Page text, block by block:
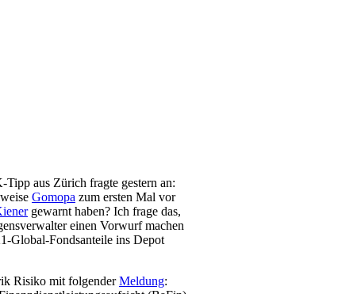
aus Zürich fragte gestern an:
Gomopa zum ersten Mal vor
gewarnt haben? Ich frage das,
einen Vorwurf machen
Global-Fondsanteile ins Depot
Risiko mit folgenderMeldung: